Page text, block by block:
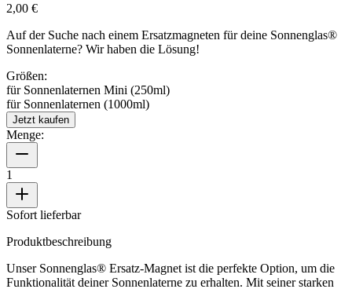
2,00 €
Auf der Suche nach einem Ersatzmagneten für deine Sonnenglas®
Sonnenlaterne? Wir haben die Lösung!
Größen:
für Sonnenlaternen Mini (250ml)
für Sonnenlaternen (1000ml)
Jetzt kaufen
Menge:
1
Sofort lieferbar
Produktbeschreibung
Unser Sonnenglas® Ersatz-Magnet ist die perfekte Option, um die
Funktionalität deiner Sonnenlaterne zu erhalten. Mit seiner starken